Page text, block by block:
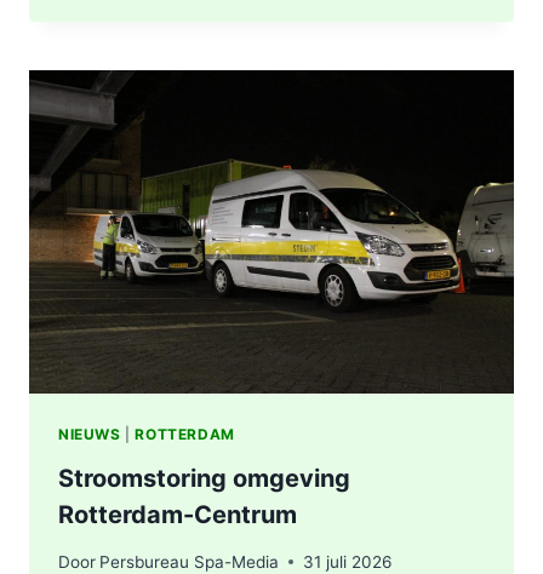
BIJ
IN
ROTTERDAM
NIEUWS |ROTTERDAM
Stroomstoring omgeving
Rotterdam-Centrum
Door Persbureau Spa-Media 31 juli 2026